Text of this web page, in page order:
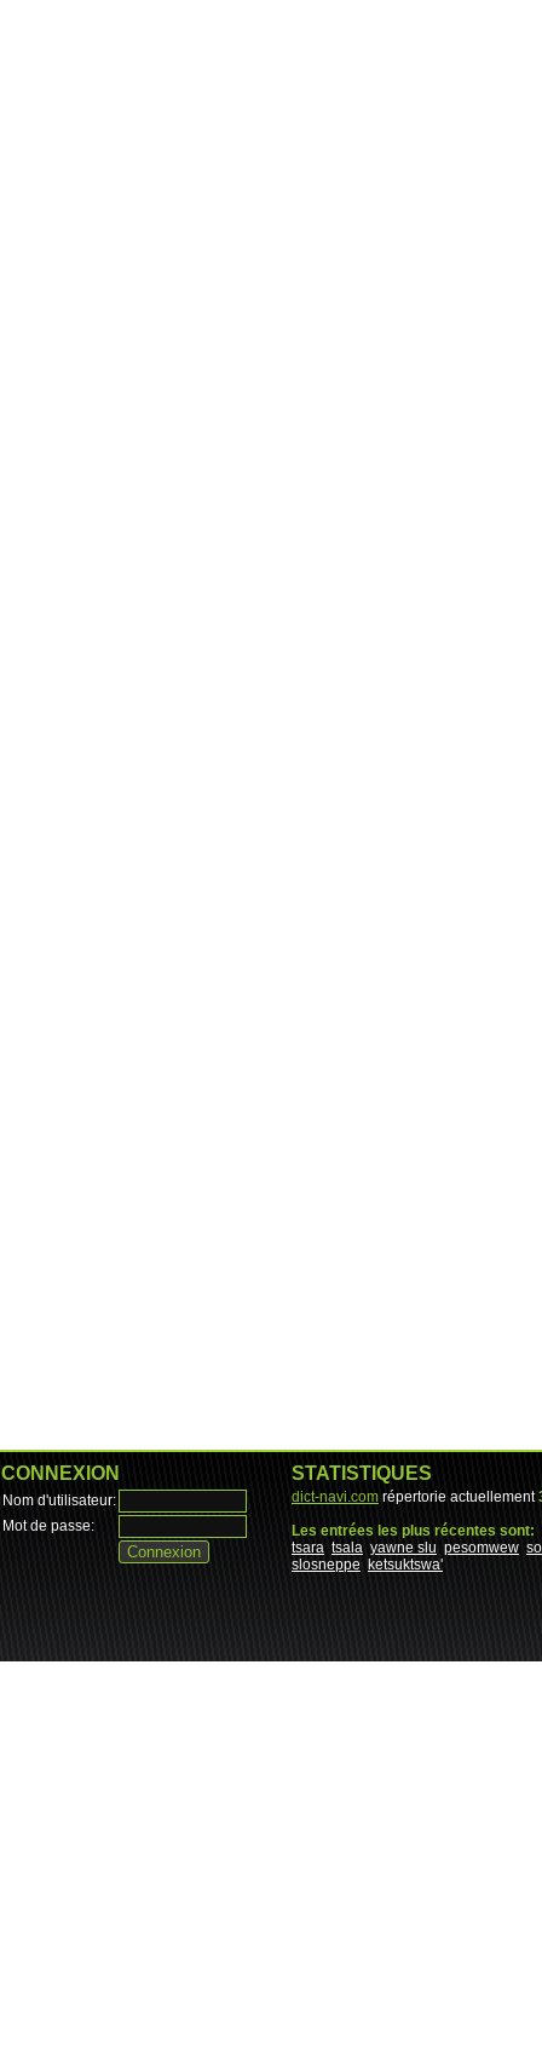
CONNEXION
Nom d'utilisateur:
Mot de passe:
STATISTIQUES
dict-navi.com répertorie actuellement
Les entrées les plus récentes sont:
tsara tsala yawne slu pesomwew
slosneppe
ketsuktswa'